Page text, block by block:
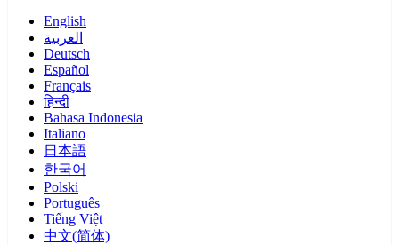
English
العربية
Deutsch
Español
Français
हिन्दी
Bahasa Indonesia
Italiano
日本語
한국어
Polski
Português
Tiếng Việt
中文(简体)